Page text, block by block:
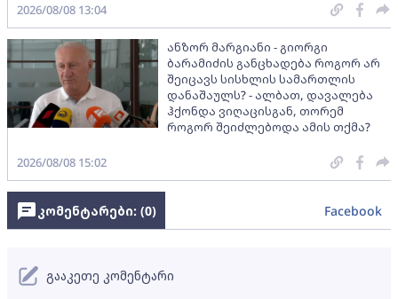
2026/08/08 13:04
ანზორ მარგიანი - გიორგი
ბარამიძის განცხადება როგორ არ
შეიცავს სისხლის სამართლის
დანაშაულს? - ალბათ, დავალება
ჰქონდა ვიღაცისგან, თორემ
როგორ შეიძლებოდა ამის თქმა?
2026/08/08 15:02
კომენტარები: (0) Facebook
გააკეთე კომენტარი